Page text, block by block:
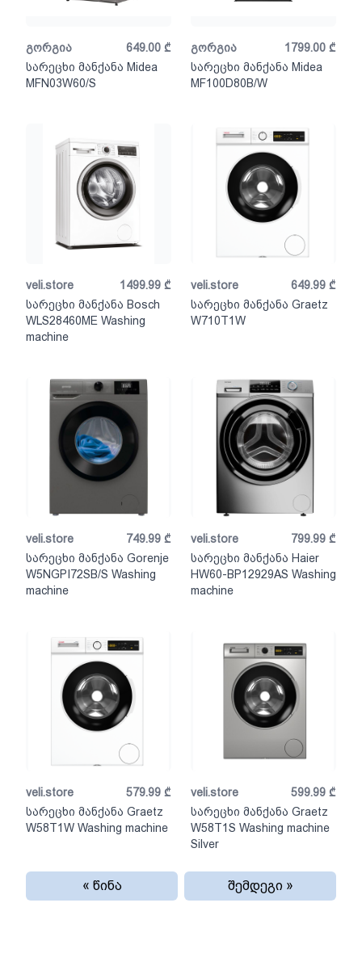
გორგია 649.00 ₾
სარეცხი მანქანა Midea
MFN03W60/S
გორგია 1799.00 ₾
სარეცხი მანქანა Midea
MF100D80B/W
veli.store 1499.99 ₾
სარეცხი მანქანა Bosch
WLS28460ME Washing
machine
veli.store 649.99 ₾
სარეცხი მანქანა Graetz
W710T1W
veli.store 749.99 ₾
სარეცხი მანქანა Gorenje
W5NGPI72SB/S Washing
machine
veli.store 799.99 ₾
სარეცხი მანქანა Haier
HW60-BP12929AS Washing
machine
veli.store 579.99 ₾
სარეცხი მანქანა Graetz
W58T1W Washing machine
veli.store 599.99 ₾
სარეცხი მანქანა Graetz
W58T1S Washing machine
Silver
« წინა შემდეგი »